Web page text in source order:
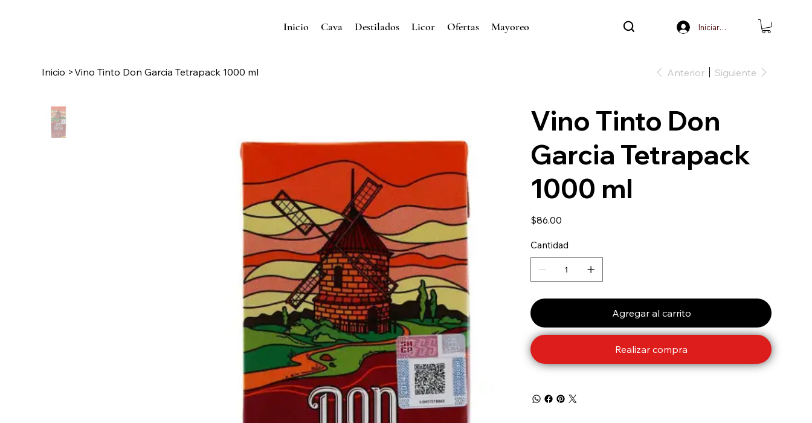
Inicio Cava Destilados Licor Ofertas Mayoreo Iniciar sesión
Inicio >Vino Tinto Don Garcia Tetrapack 1000 ml Anterior Siguiente
Vino Tinto Don
Garcia Tetrapack
1000 ml
Precio
$86.00
Cantidad
Agregar al carrito
Realizar compra